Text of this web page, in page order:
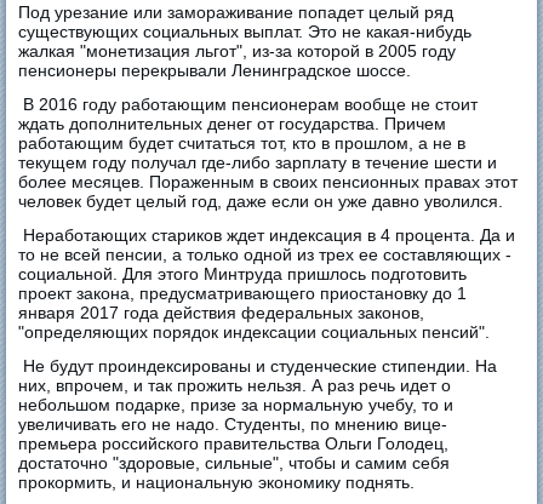
Под урезание или замораживание попадет целый ряд
существующих социальных выплат. Это не какая-нибудь
жалкая "монетизация льгот", из-за которой в 2005 году
пенсионеры перекрывали Ленинградское шоссе.
В 2016 году работающим пенсионерам вообще не стоит
ждать дополнительных денег от государства. Причем
работающим будет считаться тот, кто в прошлом, а не в
текущем году получал где-либо зарплату в течение шести и
более месяцев. Пораженным в своих пенсионных правах этот
человек будет целый год, даже если он уже давно уволился.
Неработающих стариков ждет индексация в 4 процента. Да и
то не всей пенсии, а только одной из трех ее составляющих -
социальной. Для этого Минтруда пришлось подготовить
проект закона, предусматривающего приостановку до 1
января 2017 года действия федеральных законов,
"определяющих порядок индексации социальных пенсий".
Не будут проиндексированы и студенческие стипендии. На
них, впрочем, и так прожить нельзя. А раз речь идет о
небольшом подарке, призе за нормальную учебу, то и
увеличивать его не надо. Студенты, по мнению вице-
премьера российского правительства Ольги Голодец,
достаточно "здоровые, сильные", чтобы и самим себя
прокормить, и национальную экономику поднять.